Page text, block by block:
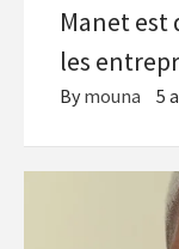
Manet est
les
By mouna 5